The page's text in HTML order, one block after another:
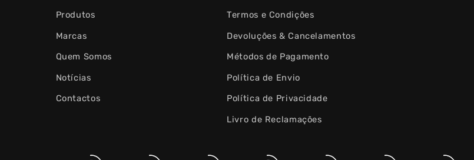
Produtos
Marcas
Quem Somos
Notícias
Contactos
Termos e Condições
Devoluções & Cancelamentos
Métodos de Pagamento
Política de Envio
Política de Privacidade
Livro de Reclamações